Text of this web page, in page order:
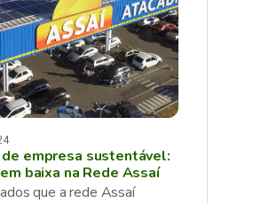
empresa sustentável:
baixa na Rede Assaí
que a rede Assaí